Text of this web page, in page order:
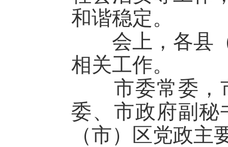
和谐稳定。
会上，各县（
相关工作。
市委常委，市
委、市政府副
（市）区党政主